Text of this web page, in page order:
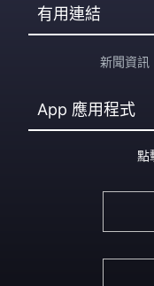
有用連結
新聞資訊
App 應用程式
點